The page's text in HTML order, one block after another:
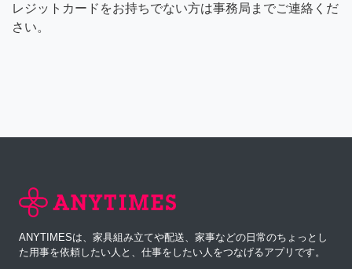
レジットカードをお持ちでない方は事務局までご連絡くだ
さい。
ANYTIMESは、家具組み立てや配送、家事などの日常のちょっとし
た用事を依頼したい人と、仕事をしたい人をつなげるアプリです。